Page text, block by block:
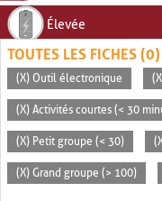
Élevée
TOUTES LES FICHES (0)
(X) Outil électronique
(X) Activités courtes (< 30
(X) Petit groupe (< 30)
(X) Grand groupe (> 100)